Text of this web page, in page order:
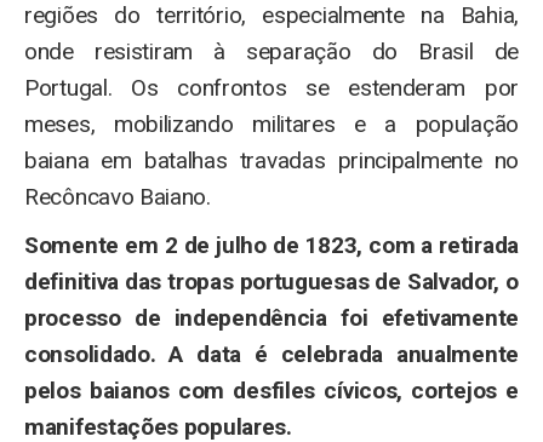
regiões do território, especialmente na Bahia,
onde resistiram à separação do Brasil de
Portugal. Os confrontos se estenderam por
meses, mobilizando militares e a população
baiana em batalhas travadas principalmente no
Recôncavo Baiano.
Somente em 2 de julho de 1823, com a retirada
definitiva das tropas portuguesas de Salvador, o
processo de independência foi efetivamente
consolidado. A data é celebrada anualmente
pelos baianos com desfiles cívicos, cortejos e
manifestações populares.